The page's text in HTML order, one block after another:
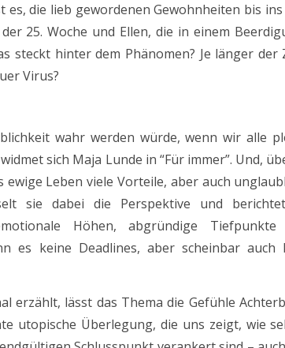
die lieb gewordenen Gewohnheiten bis
25. Woche und Ellen, die in einem
steckt hinter dem Phänomen? Je länger der
Virus?
wahr werden würde, wenn wir alle
sich Maja Lunde in “Für immer”. Und,
Leben viele Vorteile, aber auch
sie dabei die Perspektive und
Höhen, abgründige
es keine Deadlines, aber scheinbar auch
erzählt, lässt das Thema die Gefühle
utopische Überlegung, die uns zeigt, wie